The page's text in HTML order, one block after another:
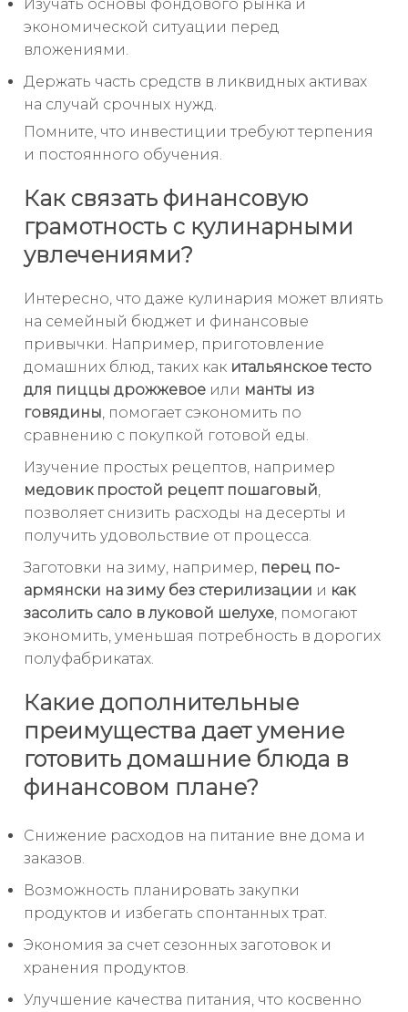
Изучать основы фондового рынка и
экономической ситуации перед
вложениями.
Держать часть средств в ликвидных активах
на случай срочных нужд.
Помните, что инвестиции требуют терпения
и постоянного обучения.
Как связать финансовую
грамотность с кулинарными
увлечениями?
Интересно, что даже кулинария может влиять
на семейный бюджет и финансовые
привычки. Например, приготовление
домашних блюд, таких как итальянское тесто
для пиццы дрожжевое или манты из
говядины, помогает сэкономить по
сравнению с покупкой готовой еды.
Изучение простых рецептов, например
медовик простой рецепт пошаговый,
позволяет снизить расходы на десерты и
получить удовольствие от процесса.
Заготовки на зиму, например, перец по-
армянски на зиму без стерилизации и как
засолить сало в луковой шелухе, помогают
экономить, уменьшая потребность в дорогих
полуфабрикатах.
Какие дополнительные
преимущества дает умение
готовить домашние блюда в
финансовом плане?
Снижение расходов на питание вне дома и
заказов.
Возможность планировать закупки
продуктов и избегать спонтанных трат.
Экономия за счет сезонных заготовок и
хранения продуктов.
Улучшение качества питания, что косвенно